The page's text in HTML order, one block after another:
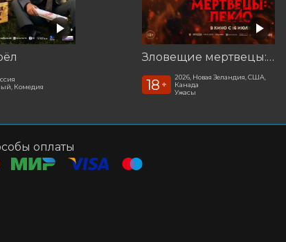
Комедия
Зловещие мертвецы: Пекло
18 +
2026, Новая Зеландия, США,
Канада
Ужасы
оплаты